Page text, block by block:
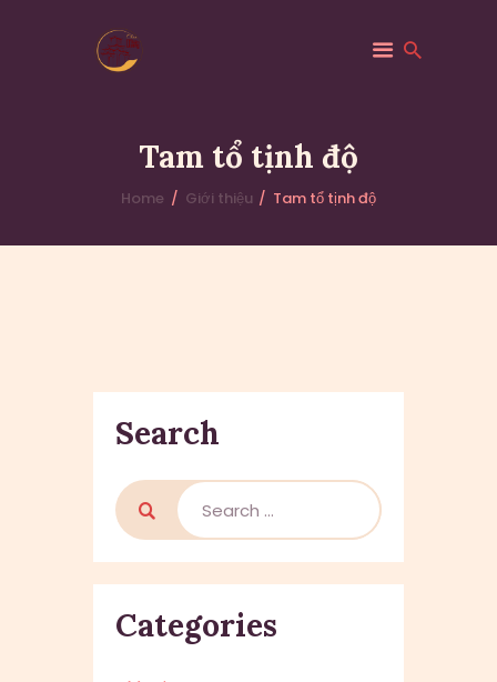
Tam tổ tịnh độ
Home Giới thiệu Tam tổ tịnh độ
GIỚI THIỆU
Search
Search
for:
Categories